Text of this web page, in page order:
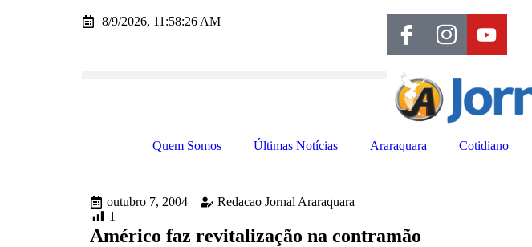
8/9/2026, 11:58:26 AM
Quem Somos Últimas Notícias Araraquara Cotidiano
outubro 7, 2004
Redacao Jornal Araraquara
1
Américo faz revitalização na contramão